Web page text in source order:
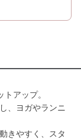
アップ。
、ヨガやランニ
きやすく、スタ